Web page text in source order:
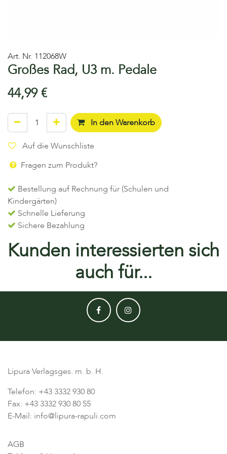
Art. Nr. 112068W
Großes Rad, U3 m. Pedale
44,99€
In den Warenkorb
Auf die Wunschliste
Fragen zum Produkt?
Bestellung auf Rechnung für (Schulen und
Kindergärten)
Schnelle Lieferung
Sichere Bezahlung
Kunden interessierten sich
auch für...
Lipura Verlagsges. m. b. H.
Telefon: +43 3332 930 80
Fax: +43 3332 930 80 55
E-Mail: info@lipura-rapuli.com
AGB